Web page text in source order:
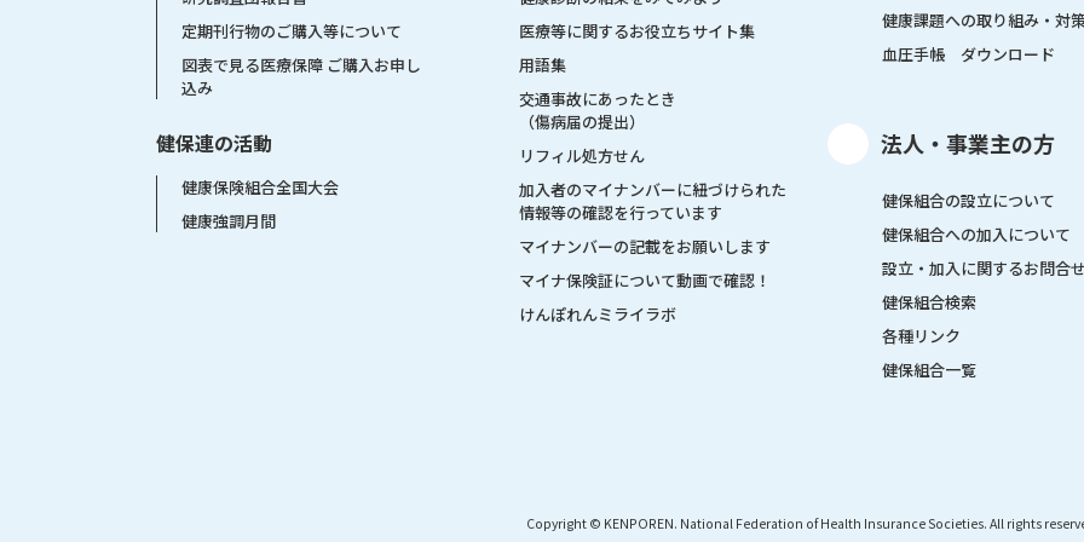
定期刊行物のご購入等について
図表で見る医療保障 ご購入お申し
込み
健保連の活動
健康保険組合全国大会
健康強調月間
医療等に関するお役立ちサイト集
用語集
交通事故にあったとき
（傷病届の提出）
リフィル処方せん
加入者のマイナンバーに紐づけられた
情報等の確認を行っています
マイナンバーの記載をお願いします
マイナ保険証について動画で確認！
けんぽれんミライラボ
健康課題への取り組み・対
血圧手帳 ダウンロード
法人・事業主の方
健保組合の設立について
健保組合への加入について
設立・加入に関するお問合
健保組合検索
各種リンク
健保組合一覧
Copyright © KENPOREN. National Federation of Health Insurance Societies. All rights